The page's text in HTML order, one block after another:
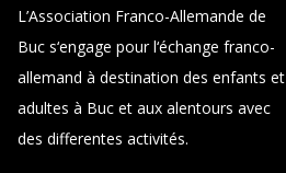
L’Association Franco-Allemande de
Buc s‘engage pour l‘échange franco-
allemand à destination des enfants et
adultes à Buc et aux alentours avec
des differentes activités.